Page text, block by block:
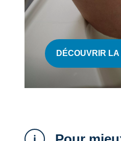
DÉCOUVRIR